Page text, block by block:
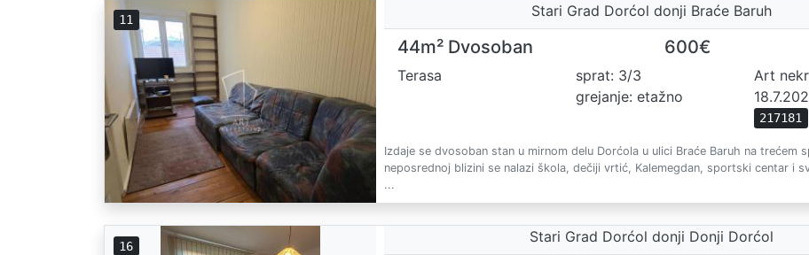
11
Stari Grad Dorćol donji Braće Baruh
44m² Dvosoban 600€
Terasa
sprat: 3/3
grejanje: etažno
Art
217181
Izdaje se dvosoban stan u mirnom delu Dorćola u ulici Braće Baruh na trećem
neposrednoj blizini se nalazi škola, dečiji vrtić, Kalemegdan, sportski centar i
...
16
Stari Grad Dorćol donji Donji Dorćol